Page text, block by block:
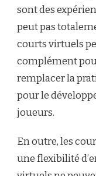
sont des
peut pas
courts virtuels
complément
remplacer la
pour le
joueurs.
En outre, les
une flexibilité